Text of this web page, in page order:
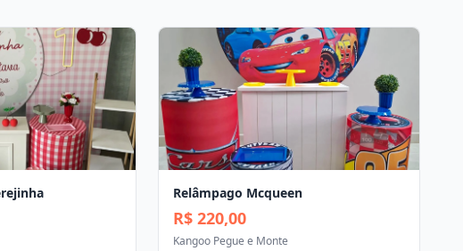
Relâmpago Mcqueen
R$ 220,00
Kangoo Pegue e Monte